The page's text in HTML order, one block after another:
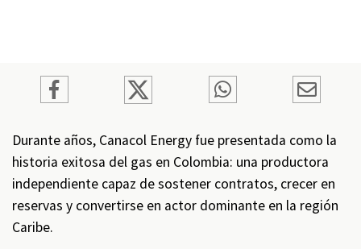
Durante años, Canacol Energy fue presentada como la
historia exitosa del gas en Colombia: una productora
independiente capaz de sostener contratos, crecer en
reservas y convertirse en actor dominante en la región
Caribe.